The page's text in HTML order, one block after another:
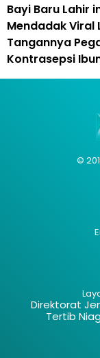
Bayi Baru Lahir
Mendadak Viral
Tangannya
Kontrasepsi
©
Direktorat
Tertib